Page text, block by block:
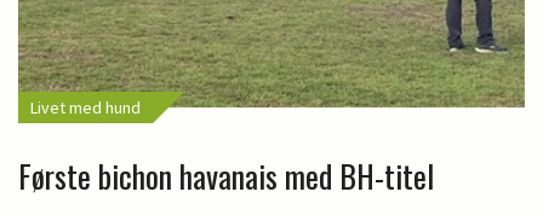
Livet med hund
Første bichon havanais med BH-titel